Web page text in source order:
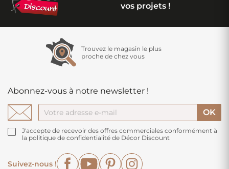
vos projets !
Trouvez le magasin le plus
proche de chez vous
Abonnez-vous à notre newsletter !
J'accepte de recevoir des offres commerciales conformément à
la politique de confidentialité de Décor Discount
Suivez-nous !
FacebookYouTubePinterest